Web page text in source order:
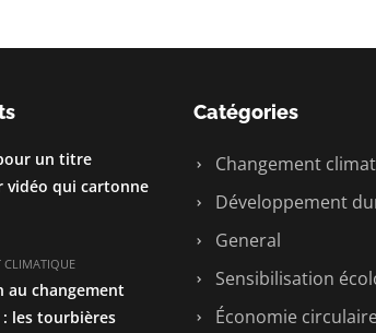
un titre
vidéo qui cartonne
CLIMATIQUE
au changement
les tourbières
Catégories
Changement
Développement
General
Sensibilisation
Économie